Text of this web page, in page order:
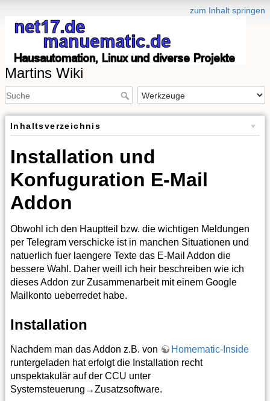
zum Inhalt springen
Martins Wiki
Inhaltsverzeichnis
Installation und
Konfuguration E-Mail
Addon
Obwohl ich den Hauptteil bzw. die wichtigen Meldungen
per Telegram verschicke ist in manchen Situationen und
natuerlich fuer laengere Texte das E-Mail Addon die
bessere Wahl. Daher weill ich heir beschreiben wie ich
dieses Addon zur Zusammenarbeit mit einem Google
Mailkonto ueberredet habe.
Installation
Nachdem man das Addon z.B. von
Homematic-Inside
runtergeladen hat erfolgt die Installation recht
unspektakulär auf der CCU unter
Systemsteuerung→Zusatzsoftware.